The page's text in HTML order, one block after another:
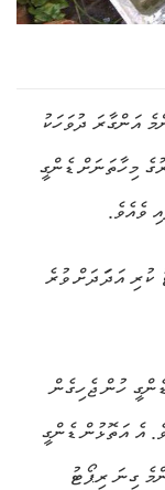
އަންގާރަ ދުވަހަކު
މިހާތަނަށް ޑެންގީ
ކުރި އަދަަދަށް ވުރެ
ހުން ޖެހިގެން
އެ އަތޮޅުން ޑެންގީ
ގިނަ ރިޕޯޓު